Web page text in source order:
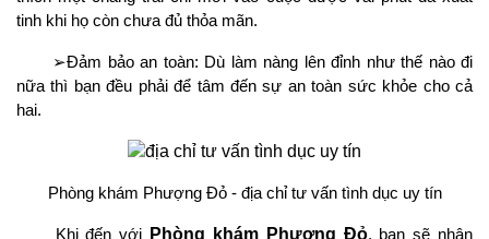
tinh khi họ còn chưa đủ thỏa mãn.
➢Đảm bảo an toàn: Dù làm nàng lên đỉnh như thế nào đi
nữa thì bạn đều phải để tâm đến sự an toàn sức khỏe cho cả
hai.
Phòng khám Phượng Đỏ - địa chỉ tư vấn tình dục uy tín
Khi đến với Phòng khám Phượng Đỏ, bạn sẽ nhận